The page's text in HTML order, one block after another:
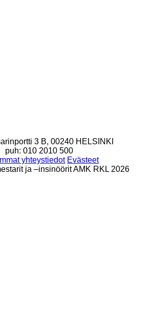
3 B, 00240 HELSINKI
puh: 010 2010 500
yhteystiedot Evästeet
ja –insinöörit AMK RKL 2026